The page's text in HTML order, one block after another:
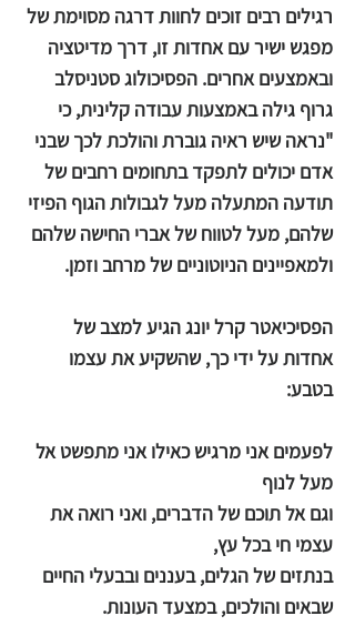
רגילים רבים זוכים לחוות דרגה מסוימת של
מפגש ישיר עם אחדות זו, דרך מדיטציה
ובאמצעים אחרים. הפסיכולוג סטניסלב
גרוף גילה באמצעות עבודה קלינית, כי
"נראה שיש ראיה גוברת והולכת לכך שבני
אדם יכולים לתפקד בתחומים רחבים של
תודעה המתעלה מעל לגבולות הגוף הפיזי
שלהם, מעל לטווח של אברי החישה שלהם
ולמאפיינים הניוטוניים של מרחב וזמן.
הפסיכיאטר קרל יונג הגיע למצב של
אחדות על ידי כך, שהשקיע את עצמו
בטבע:
לפעמים אני מרגיש כאילו אני מתפשט אל
מעל לנוף
וגם אל תוכם של הדברים, ואני רואה את
עצמי חי בכל עץ,
בנתזים של הגלים, בעננים ובבעלי החיים
שבאים והולכים, במצעד העונות.